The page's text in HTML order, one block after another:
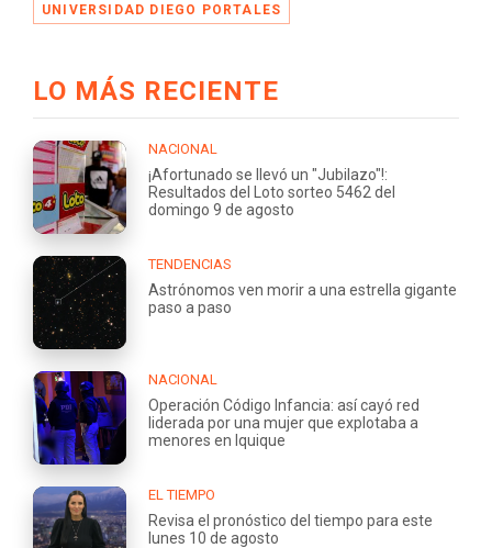
UNIVERSIDAD DIEGO PORTALES
LO MÁS RECIENTE
NACIONAL
¡Afortunado se llevó un "Jubilazo"!:
Resultados del Loto sorteo 5462 del
domingo 9 de agosto
TENDENCIAS
Astrónomos ven morir a una estrella gigante
paso a paso
NACIONAL
Operación Código Infancia: así cayó red
liderada por una mujer que explotaba a
menores en Iquique
EL TIEMPO
Revisa el pronóstico del tiempo para este
lunes 10 de agosto